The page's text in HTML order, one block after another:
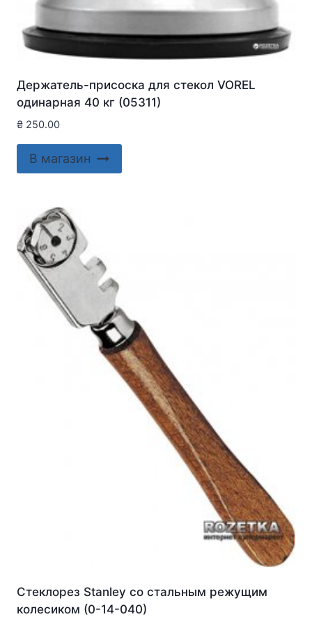
Держатель-присоска для стекол VOREL
одинарная 40 кг (05311)
₴ 250.00
В магазин
Стеклорез Stanley со стальным режущим
колесиком (0-14-040)